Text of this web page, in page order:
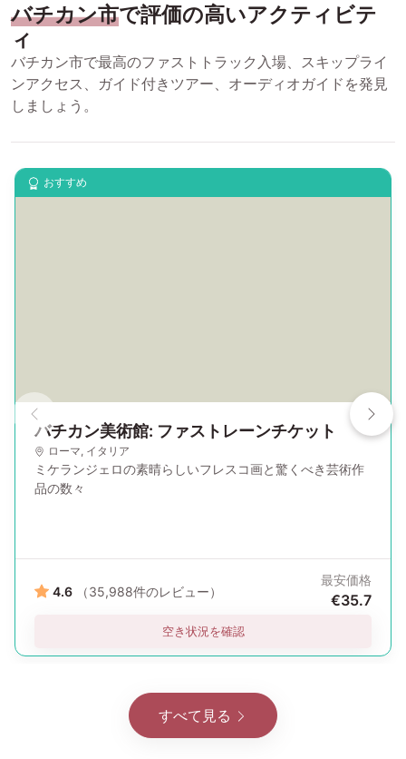
バチカン市で評価の高いアクティビテ
ィ
バチカン市で最高のファストトラック入場、スキップライ
ンアクセス、ガイド付きツアー、オーディオガイドを発見
しましょう。
おすすめ
バチカン美術館: ファストレーンチケット
ローマ, イタリア
ミケランジェロの素晴らしいフレスコ画と驚くべき芸術作
品の数々
4.6 （35,988件のレビュー）
最安価格
€35.7
空き状況を確認
すべて見る